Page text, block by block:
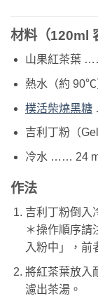
材料（120ml
山果紅茶葉
熱水（約
樸活柴燒黑糖
吉利丁粉（
冷水 …… 24
作法
吉利丁粉倒入
＊操作順序請
入粉中」，前
將紅茶葉放入
濾出茶湯。